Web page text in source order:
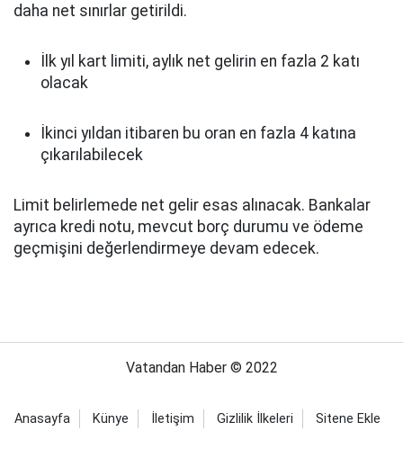
daha net sınırlar getirildi.
İlk yıl kart limiti, aylık net gelirin en fazla 2 katı
olacak
İkinci yıldan itibaren bu oran en fazla 4 katına
çıkarılabilecek
Limit belirlemede net gelir esas alınacak. Bankalar
ayrıca kredi notu, mevcut borç durumu ve ödeme
geçmişini değerlendirmeye devam edecek.
Vatandan Haber © 2022
Anasayfa Künye İletişim Gizlilik İlkeleri Sitene Ekle